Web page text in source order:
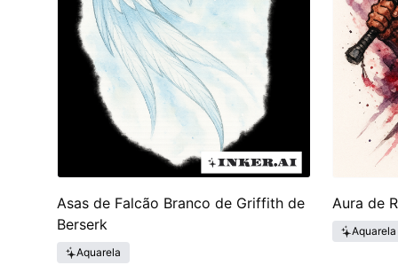
Asas de Falcão Branco de Griffith de
Berserk
Aquarela
Aura de
Aquarela